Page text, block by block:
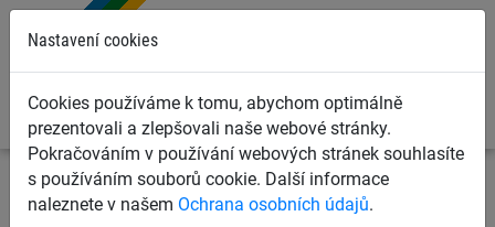
Nastavení cookies
Cookies používáme k tomu, abychom optimálně
prezentovali a zlepšovali naše webové stránky.
Pokračováním v používání webových stránek souhlasíte
s používáním souborů cookie. Další informace
naleznete v našem Ochrana osobních údajů.
Sportovní sítě Sítě na volejbal
Volejbalové sítě pro